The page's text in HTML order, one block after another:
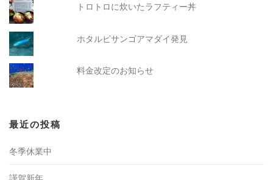
トロトロに炊いたラフティー丼
ホタルビサンゴアマダイ発見
料金改定のお知らせ
最近の投稿
冬季休業中